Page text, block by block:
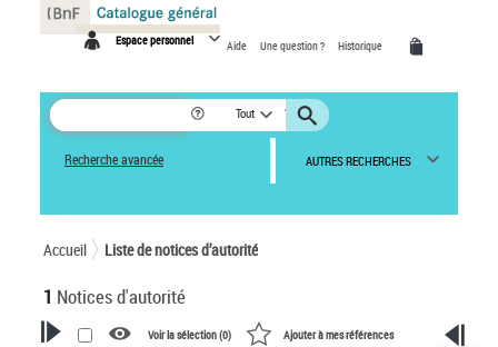
Espace personnel Aide Une question ? Historique
Tout
Recherche avancée AUTRES RECHERCHES
Accueil Liste de notices d’autorité
1 Notices d'autorité
Voir la sélection (0) Ajouter à mes références
Panneau de gestion des cookies